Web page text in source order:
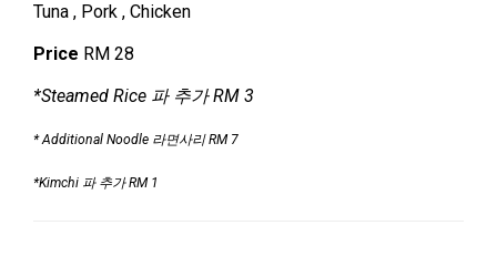
Tuna , Pork , Chicken
Price RM 28
*Steamed Rice 파 추가 RM 3
* Additional Noodle 라면사리 RM 7
*Kimchi 파 추가 RM 1